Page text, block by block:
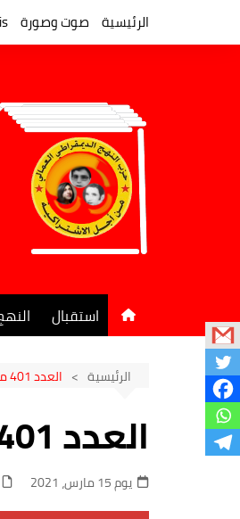
الرئيسية صوت وصورة
استقبال
الرئيسية العدد 401 من جريدة النهج الديمقراطي بالأكشاك
العدد 401 من جريدة النهج الديمقراطي بالأكشاك
يوم 15 مارس، 2021